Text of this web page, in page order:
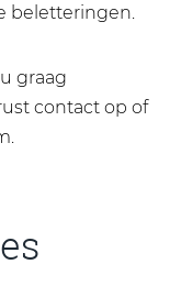
beletteringen.
graag
contact op of